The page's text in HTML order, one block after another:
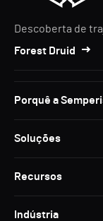
Descoberta de
Forest Druid
Porquê a
Soluções
Recursos
Indústria